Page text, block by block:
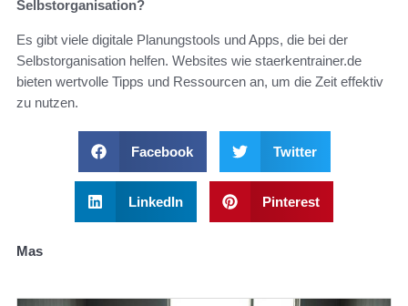
Selbstorganisation?
Es gibt viele digitale Planungstools und Apps, die bei der
Selbstorganisation helfen. Websites wie staerkentrainer.de
bieten wertvolle Tipps und Ressourcen an, um die Zeit effektiv
zu nutzen.
Facebook Twitter
LinkedIn Pinterest
Mas